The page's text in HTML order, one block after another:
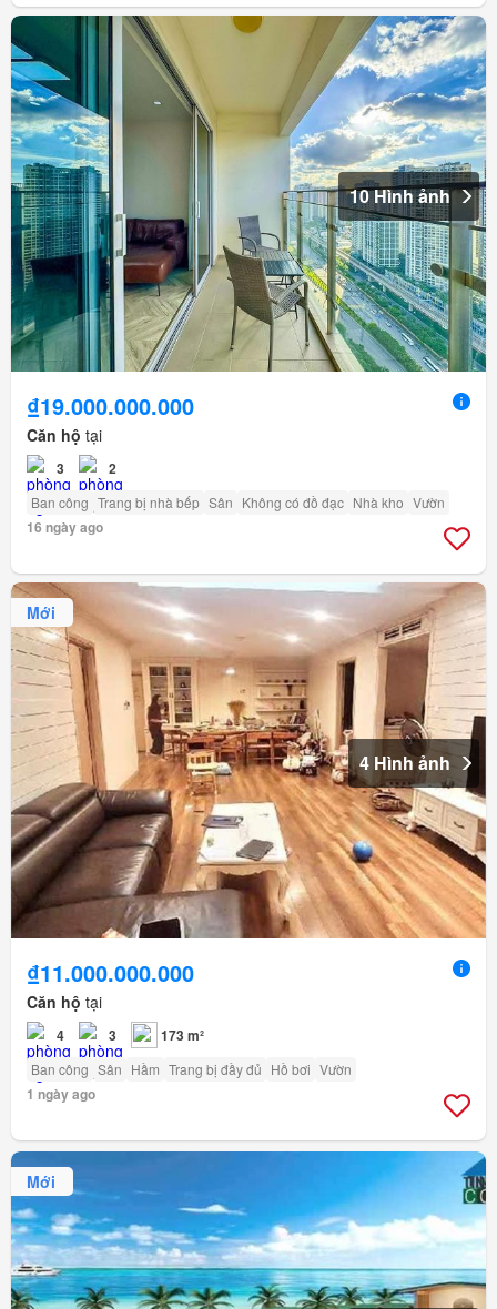
10 Hình ảnh
₫19.000.000.000
Căn hộ tại
3 2
Ban công Trang bị nhà bếp Sân Không có đồ đạc Nhà kho Vườn
16 ngày ago
Mới
4 Hình ảnh
₫11.000.000.000
Căn hộ tại
4 3 173 m²
Ban công Sân Hầm Trang bị đầy đủ Hồ bơi Vườn
1 ngày ago
Mới